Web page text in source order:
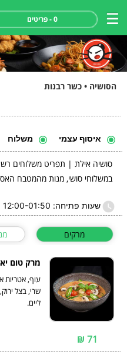
0 - פריטים
הסושיה • כשר רבנות
איסוף עצמי משלוח
סושיה אילת | תפריט משלוחים
במשלוחי סושי, מנות מהמטבח
שעות פתיחה: 12:00-01:50
מרקים
מרק טום
עוף, אטריות
שרי, בצל
ליים.
71 ₪